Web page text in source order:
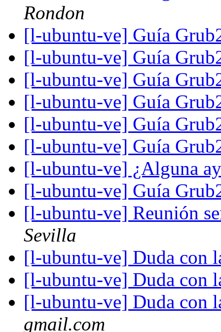
Rondon
[l-ubuntu-ve] Guía
[l-ubuntu-ve] Guía
[l-ubuntu-ve] Guía
[l-ubuntu-ve] Guía
[l-ubuntu-ve] Guía
[l-ubuntu-ve] Guía
[l-ubuntu-ve] ¿Alguna
[l-ubuntu-ve] Guía
[l-ubuntu-ve] Reunión
Sevilla
[l-ubuntu-ve] Duda con
[l-ubuntu-ve] Duda con
[l-ubuntu-ve] Duda con
gmail.com